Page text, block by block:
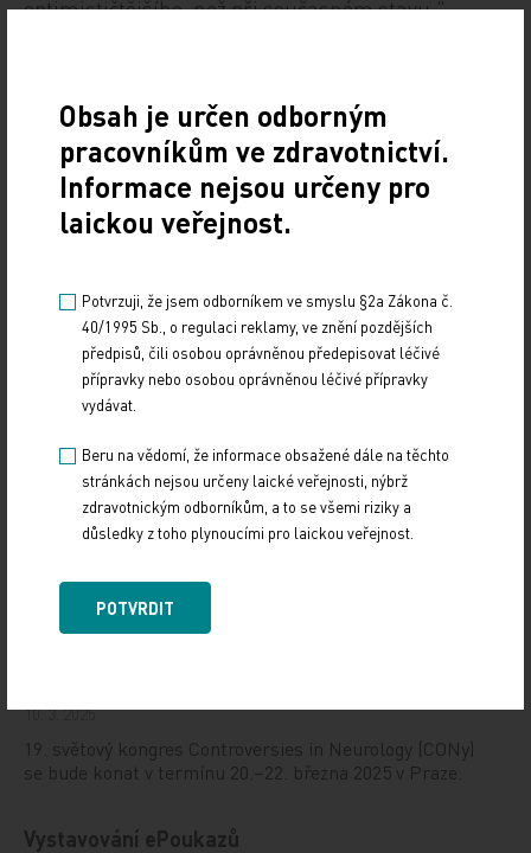
optimističtějšího, než při současném stavu,"
ČTK
Zdroj: ČTK
Z REGIONŮ
Doporučené
19. světový kongres Controversies in Neurology
10. 3. 2025
19. světový kongres Controversies in Neurology (CONy)
se bude konat v termínu 20.–22. března 2025 v Praze.
Vystavování ePoukazů
Obsah je určen odborným
pracovníkům ve zdravotnictví.
Informace nejsou určeny pro
laickou veřejnost.
Potvrzuji, že jsem odborníkem ve smyslu §2a Zákona č.
40/1995 Sb., o regulaci reklamy, ve znění pozdějších
předpisů, čili osobou oprávněnou předepisovat léčivé
přípravky nebo osobou oprávněnou léčivé přípravky
vydávat.
Beru na vědomí, že informace obsažené dále na těchto
stránkách nejsou určeny laické veřejnosti, nýbrž
zdravotnickým odborníkům, a to se všemi riziky a
důsledky z toho plynoucími pro laickou veřejnost.
POTVRDIT